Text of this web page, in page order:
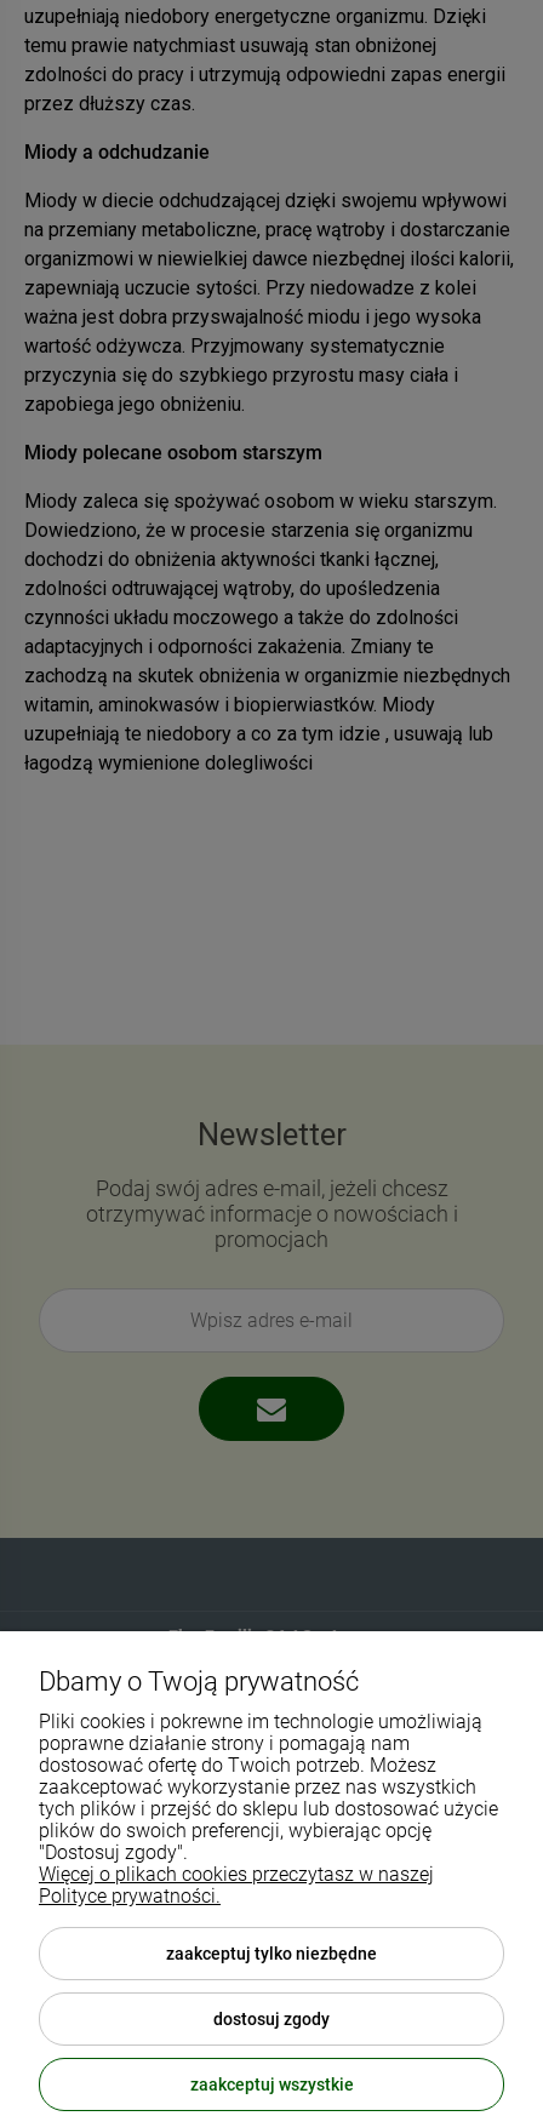
uzupełniają niedobory energetyczne organizmu. Dzięki
temu prawie natychmiast usuwają stan obniżonej
zdolności do pracy i utrzymują odpowiedni zapas energii
przez dłuższy czas.
Miody a odchudzanie
Miody w diecie odchudzającej dzięki swojemu wpływowi
na przemiany metaboliczne, pracę wątroby i dostarczanie
organizmowi w niewielkiej dawce niezbędnej ilości kalorii,
zapewniają uczucie sytości. Przy niedowadze z kolei
ważna jest dobra przyswajalność miodu i jego wysoka
wartość odżywcza. Przyjmowany systematycznie
przyczynia się do szybkiego przyrostu masy ciała i
zapobiega jego obniżeniu.
Miody polecane osobom starszym
Miody zaleca się spożywać osobom w wieku starszym.
Dowiedziono, że w procesie starzenia się organizmu
dochodzi do obniżenia aktywności tkanki łącznej,
zdolności odtruwającej wątroby, do upośledzenia
czynności układu moczowego a także do zdolności
adaptacyjnych i odporności zakażenia. Zmiany te
zachodzą na skutek obniżenia w organizmie niezbędnych
witamin, aminokwasów i biopierwiastków. Miody
uzupełniają te niedobory a co za tym idzie , usuwają lub
łagodzą wymienione dolegliwości
Newsletter
Podaj swój adres e-mail, jeżeli chcesz
otrzymywać informacje o nowościach i
promocjach
Eko-Familia GAJ Sp.Jawna
Gdańska 60
90-616 Łódź
790 727 174
sklep@eko-familia.pl
Informacje o sklepie
Suplementy diety
Popularne kategorie
Moje konto
Zasubskrybuj nasz newsletter
i otrzymaj5% rabatu na zakupy.
Twój email
Dbamy o Twoją prywatność
Pliki cookies i pokrewne im technologie umożliwiają
poprawne działanie strony i pomagają nam
dostosować ofertę do Twoich potrzeb. Możesz
zaakceptować wykorzystanie przez nas wszystkich
tych plików i przejść do sklepu lub dostosować użycie
plików do swoich preferencji, wybierając opcję
"Dostosuj zgody".
Więcej o plikach cookies przeczytasz w naszej
Polityce prywatności.
zaakceptuj tylko niezbędne
dostosuj zgody
zaakceptuj wszystkie